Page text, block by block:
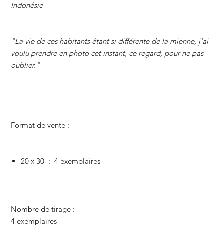
Indonésie
"La vie de ces habitants étant si différente de la mienne, j'ai
voulu prendre en photo cet instant, ce regard, pour ne pas
oublier."
Format de vente :
20 x 30 : 4 exemplaires
Nombre de tirage :
4 exemplaires